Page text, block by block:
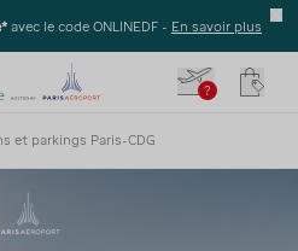
avec le code ONLINEDF - En savoir plus
?
et parkings Paris-CDG